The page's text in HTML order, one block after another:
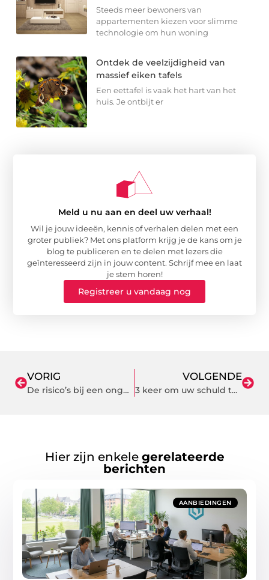
Steeds meer bewoners van
appartementen kiezen voor slimme
technologie om hun woning
Ontdek de veelzijdigheid van
massief eiken tafels
Een eettafel is vaak het hart van het
huis. Je ontbijt er
Meld u nu aan en deel uw verhaal!
Wil je jouw ideeën, kennis of verhalen delen met een
groter publiek? Met ons platform krijg je de kans om je
blog te publiceren en te delen met lezers die
geïnteresseerd zijn in jouw content. Schrijf mee en laat
je stem horen!
Registreer u vandaag nog
VORIG
De risico’s bij een ongeluk binnen je bedrijf
VOLGENDE
3 keer om uw schuld te consolideren met een persoonlijke lening
Hier zijn enkele gerelateerde
berichten
AANBIEDINGEN